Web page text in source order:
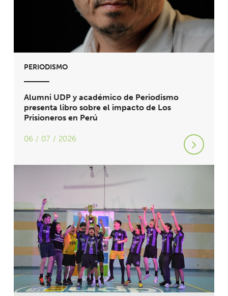
PERIODISMO
Alumni UDP y académico de Periodismo
presenta libro sobre el impacto de Los
Prisioneros en Perú
06 / 07 / 2026